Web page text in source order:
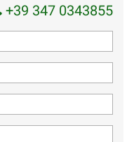
+39 347 0343855